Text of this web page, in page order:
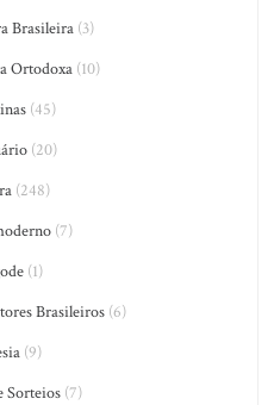
Brasileira (3)
Ortodoxa (10)
(45)
(20)
(248)
(7)
(1)
Brasileiros(6)
(9)
Sorteios(7)